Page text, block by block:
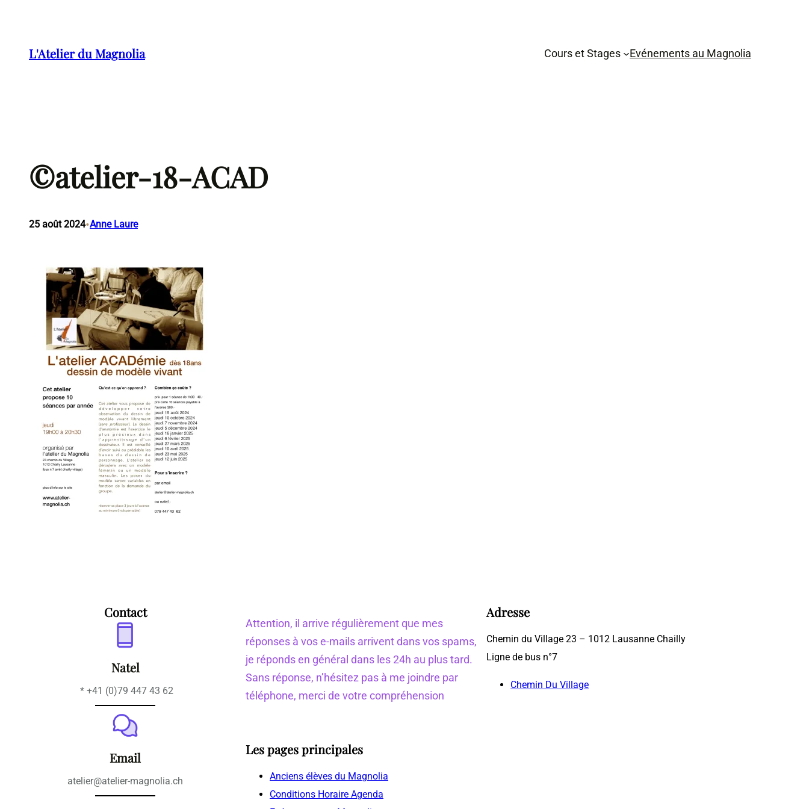
contenuL'Atelier du Magnolia Cours et Stages Evénements au Magnolia
©atelier-18-ACAD
25 août 2024•Anne Laure
Contact
Natel
* +41 (0)79 447 43 62
Email
atelier@atelier-magnolia.ch
Attention, il arrive régulièrement que mes
réponses à vos e-mails arrivent dans vos spams,
je réponds en général dans les 24h au plus tard.
Sans réponse, n’hésitez pas à me joindre par
téléphone, merci de votre compréhension
Les pages principales
Anciens élèves du Magnolia
Conditions Horaire Agenda
Adresse
Chemin du Village 23 – 1012 Lausanne Chailly
Ligne de bus n°7
Chemin Du Village